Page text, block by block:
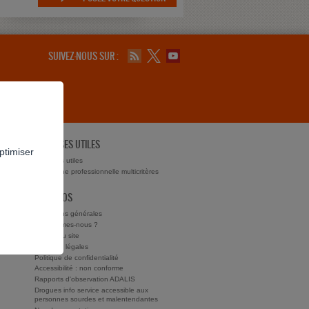
SUIVEZ-NOUS SUR :
ADRESSES UTILES
Adresses utiles
Recherche professionnelle multicritères
À PROPOS
Conditions générales
Qui sommes-nous ?
Charte du site
Mentions légales
Politique de confidentialité
Accessibilité : non conforme
Rapports d'observation ADALIS
Drogues info service accessible aux
personnes sourdes et malentendantes